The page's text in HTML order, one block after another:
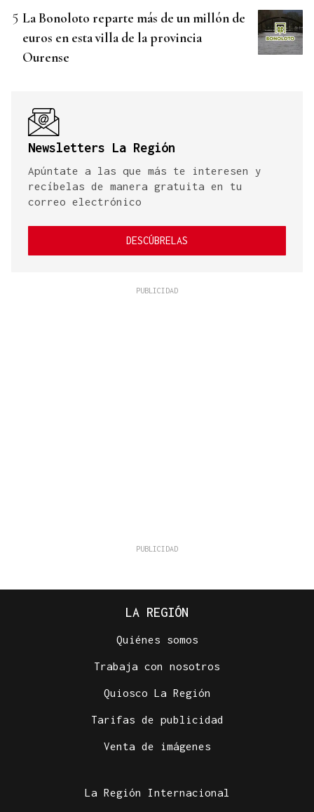
La Bonoloto reparte más de un millón de
euros en esta villa de la provincia
Ourense
Newsletters La Región
Apúntate a las que más te interesen y
recíbelas de manera gratuita en tu
correo electrónico
DESCÚBRELAS
LA REGIÓN
Quiénes somos
Trabaja con nosotros
Quiosco La Región
Tarifas de publicidad
Venta de imágenes
La Región Internacional